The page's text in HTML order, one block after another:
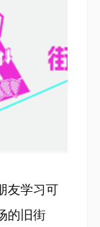
友学习可
的旧街